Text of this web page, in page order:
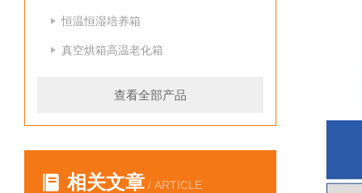
恒温恒湿培养箱
真空烘箱高温老化箱
查看全部产品
相关文章 / ARTICLE